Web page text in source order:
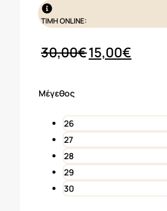
ΤΙΜΗ ONLINE:
30,00€Original
15,00€
Μέγεθος
26
27
28
29
30